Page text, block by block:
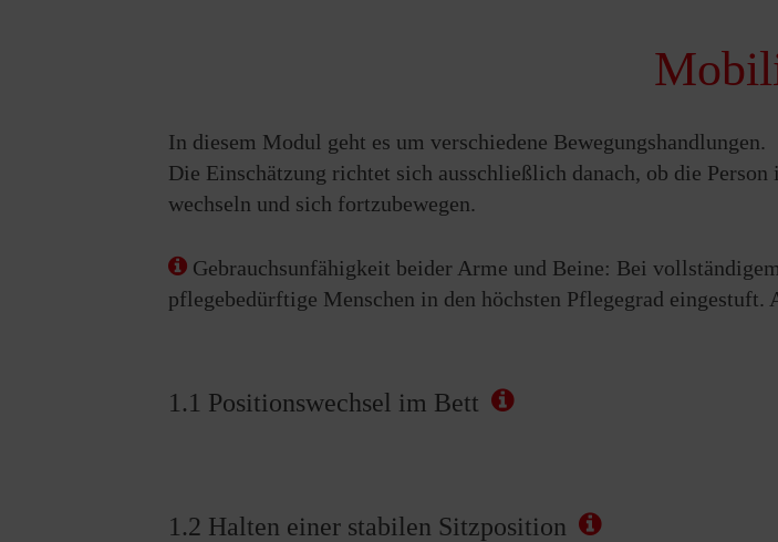
In diesem Modul geht es um verschiedene Bewegungshandlungen.
Die Einschätzung richtet sich ausschließlich danach, ob die
wechseln und sich fortzubewegen.
Gebrauchsunfähigkeit beider Arme und Beine: Bei
pflegebedürftige Menschen in den höchsten Pflegegrad
1.1 Positionswechsel im Bett
1.2 Halten einer stabilen Sitzposition